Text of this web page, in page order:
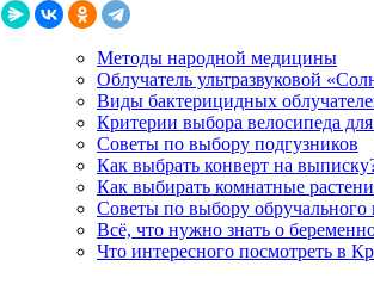
Методы народной медицины
Облучатель ультразвуковой
Виды бактерицидных
Критерии выбора велосипеда для
Советы по выбору подгузников
Как выбрать конверт на
Как выбирать комнатные
Советы по выбору обручального
Всё, что нужно знать о
Что интересного посмотреть в